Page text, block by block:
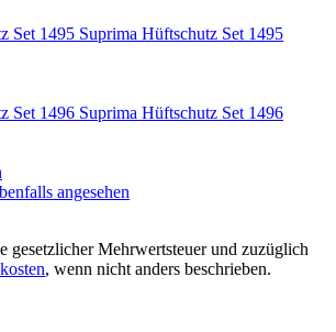
Suprima Hüftschutz Set 1495
Suprima Hüftschutz Set 1496
angesehen
gesetzlicher Mehrwertsteuer und zuzüglich
, wenn nicht anders beschrieben.